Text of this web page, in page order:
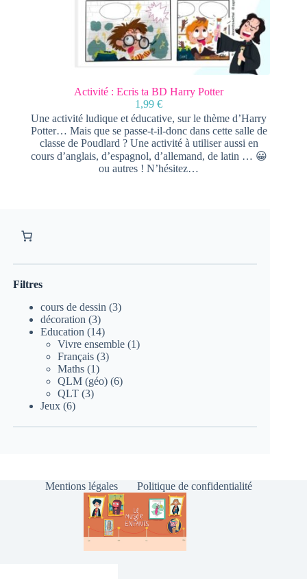
Activité : Ecris ta BD Harry Potter
1,99€
Une activité ludique et éducative, sur le thème d’Harry
Potter… Mais que se passe-t-il-donc dans cette salle de
classe de Poudlard ? Une activité à utiliser aussi en
cours d’anglais, d’espagnol, d’allemand, de latin … 😀
ou autres ! N’hésitez…
Filtres
cours de dessin 33
décoration 33
produits
Education 1414
produits
Vivre ensemble 11
Français 33
Maths 11
produit
QLM (géo) 66
QLT 33
Jeux 66
Mentions légales Politique de confidentialité